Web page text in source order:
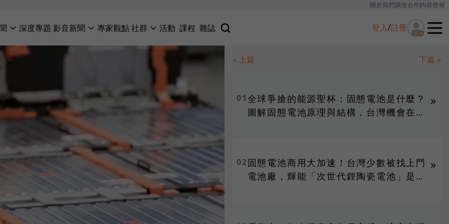
關於我們廣告合作內容授權
深度專題 影音新聞 專家觀點社群 活動 課程 雜誌 登入/註冊
« 上篇 下篇 »
01全球爭搶的能源聖杯：固態電池是什麼？
圖解固態電池原理與結構，台灣機會在
»
02固態電池商用大加速！台灣少數被找上門
電池廠，輝能「次世代鋰陶瓷電池」是什
»